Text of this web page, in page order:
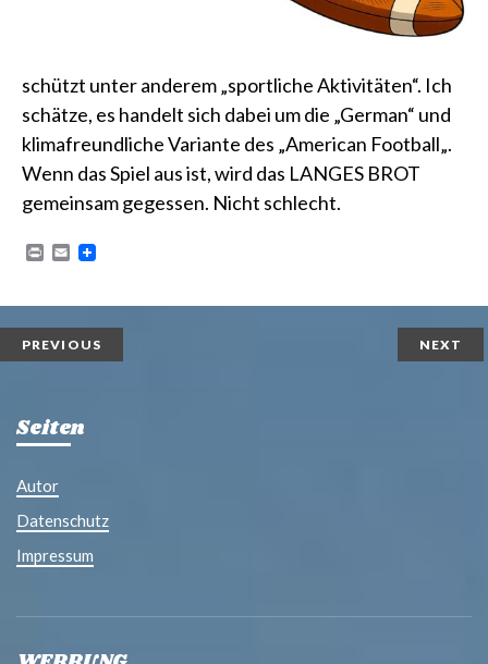
schützt unter anderem „sportliche Aktivitäten“. Ich
schätze, es handelt sich dabei um die „German“ und
klimafreundliche Variante des „American Football„.
Wenn das Spiel aus ist, wird das LANGES BROT
gemeinsam gegessen. Nicht schlecht.
n
E
i
PREVIOUS NEXT
Seiten
Autor
Datenschutz
Impressum